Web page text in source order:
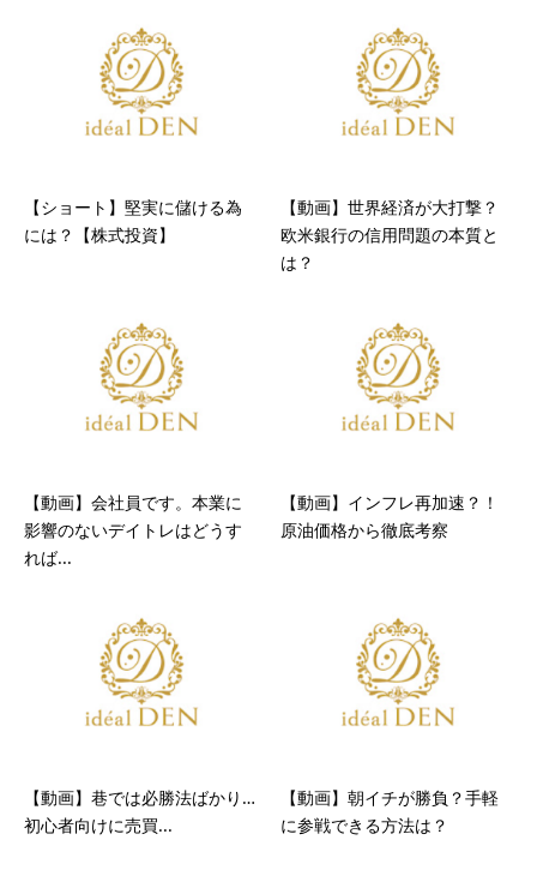
【ショート】堅実に儲ける為
には？【株式投資】
【動画】世界経済が大打撃？
欧米銀行の信用問題の本質と
は？
【動画】会社員です。本業に
影響のないデイトレはどうす
れば...
【動画】インフレ再加速？！
原油価格から徹底考察
【動画】巷では必勝法ばかり…
初心者向けに売買...
【動画】朝イチが勝負？手軽
に参戦できる方法は？